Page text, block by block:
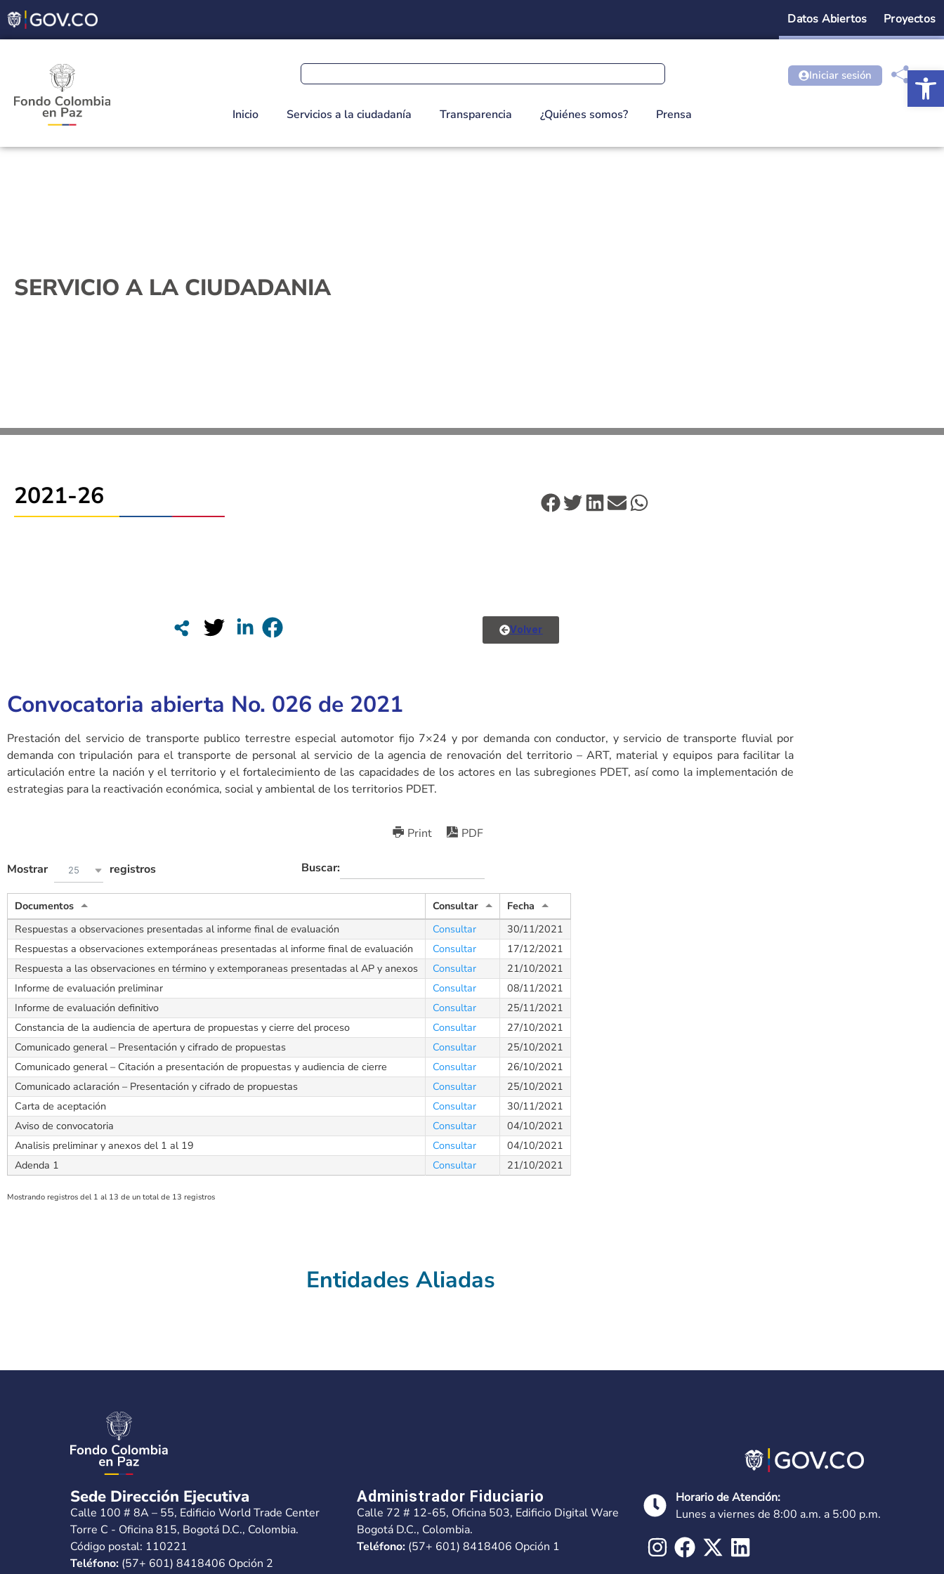
Datos Abiertos Proyectos
Inicio Servicios a la ciudadanía Transparencia ¿Quiénes somos? Prensa
Iniciar sesión
SERVICIO A LA CIUDADANIA
2021-26
Volver
Convocatoria abierta No. 026 de 2021
Prestación del servicio de transporte publico terrestre especial automotor fijo 7×24 y por demanda con conductor, y servicio de transporte fluvial por
demanda con tripulación para el transporte de personal al servicio de la agencia de renovación del territorio – ART, material y equipos para facilitar la
articulación entre la nación y el territorio y el fortalecimiento de las capacidades de los actores en las subregiones PDET, así como la implementación de
estrategias para la reactivación económica, social y ambiental de los territorios PDET.
Print PDF
Mostrar 25 registros Buscar:
Documentos Consultar
Fecha
Respuestas a observaciones presentadas al informe final de evaluación
Consultar
30/11/2021
Respuestas a observaciones extemporáneas presentadas al informe final de evaluación
Consultar
17/12/2021
Respuesta a las observaciones en término y extemporaneas presentadas al AP y anexos
Consultar
21/10/2021
Informe de evaluación preliminar
Consultar
08/11/2021
Informe de evaluación definitivo
Consultar
25/11/2021
Constancia de la audiencia de apertura de propuestas y cierre del proceso
Consultar
27/10/2021
Comunicado general – Presentación y cifrado de propuestas
Consultar
25/10/2021
Comunicado general – Citación a presentación de propuestas y audiencia de cierre
Consultar
26/10/2021
Comunicado aclaración – Presentación y cifrado de propuestas
Consultar
25/10/2021
Carta de aceptación
Consultar
30/11/2021
Aviso de convocatoria
Consultar
04/10/2021
Analisis preliminar y anexos del 1 al 19
Consultar
04/10/2021
Adenda 1
Consultar 21/10/2021
Mostrando registros del 1 al 13 de un total de 13 registros
Entidades Aliadas
Sede Dirección Ejecutiva
Calle 100 # 8A – 55, Edificio World Trade Center
Torre C - Oficina 815, Bogotá D.C., Colombia.
Código postal: 110221
Teléfono: (57+ 601) 8418406 Opción 2
Administrador Fiduciario
Calle 72 # 12-65, Oficina 503, Edificio Digital Ware
Bogotá D.C., Colombia.
Teléfono: (57+ 601) 8418406 Opción 1
Horario de Atención:
Lunes a viernes de 8:00 a.m. a 5:00 p.m.